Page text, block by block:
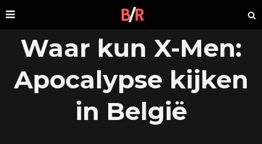
Waar kun X-Men:
Apocalypse kijken
in België